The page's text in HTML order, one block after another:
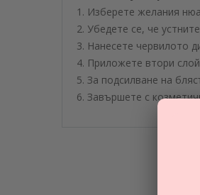
1. Изберете желания
2. Убедете се, че
3. Нанесете червилото
4. Приложете втори
5. За подсилване на
6. Завършете с